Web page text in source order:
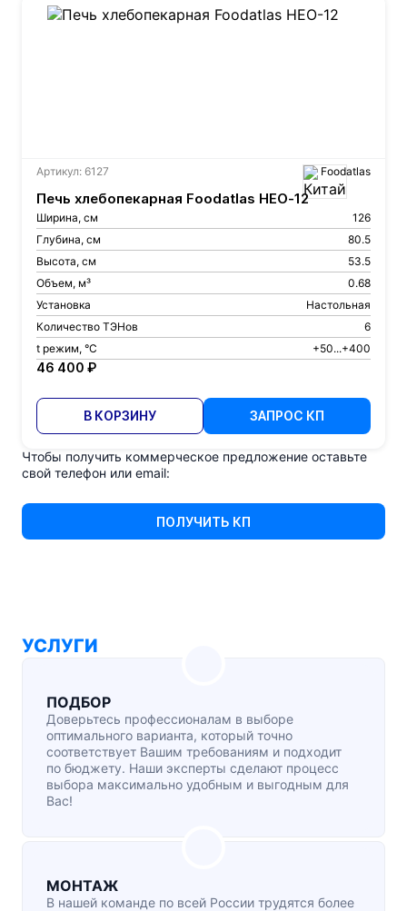
Артикул: 6127 Foodatlas
Печь хлебопекарная Foodatlas HEO-12
Ширина, см
126
Глубина, см
80.5
Высота, см
53.5
Объем, м³
0.68
Установка
Настольная
Количество ТЭНов
6
t режим, °С
+50...+400
46 400 ₽
В КОРЗИНУ ЗАПРОС КП
Чтобы получить коммерческое предложение оставьте
свой телефон или email:
ПОЛУЧИТЬ КП
УСЛУГИ
ПОДБОР
Доверьтесь профессионалам в выборе
оптимального варианта, который точно
соответствует Вашим требованиям и подходит
по бюджету. Наши эксперты сделают процесс
выбора максимально удобным и выгодным для
Вас!
МОНТАЖ
В нашей команде по всей России трудятся более